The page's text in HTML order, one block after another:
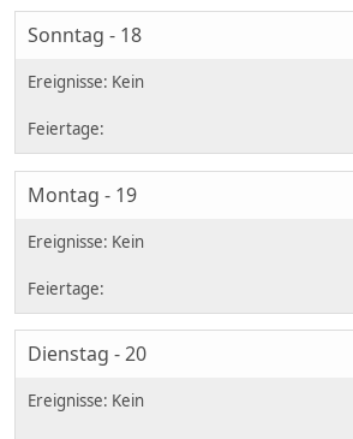
Sonntag - 18
Montag - 19
Dienstag - 20